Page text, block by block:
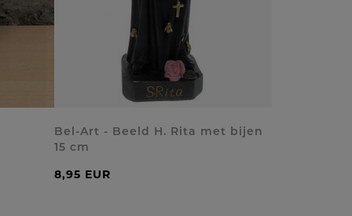
Bel-Art - Beeld H. Rita met bijen
15 cm
8,95 EUR